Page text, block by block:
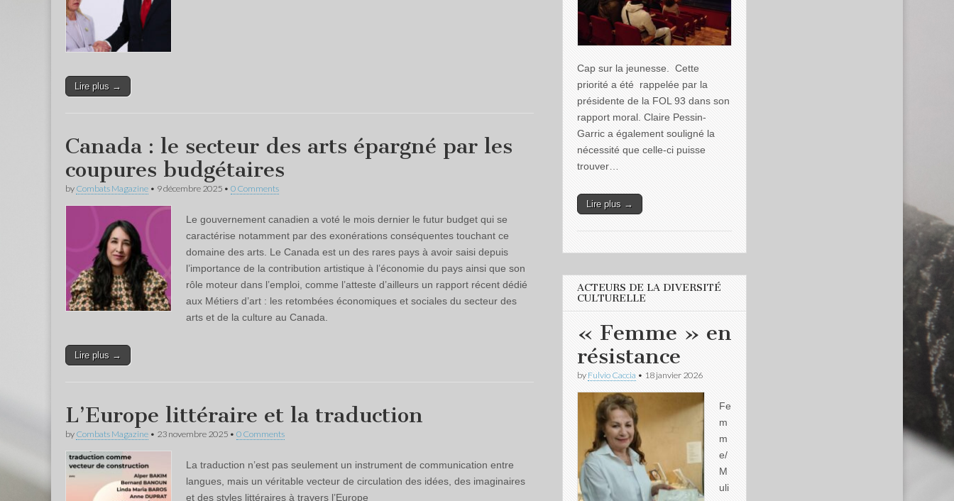
Lire plus →
Canada : le secteur des arts épargné par les
coupures budgétaires
by Combats Magazine • 9 décembre 2025 • 0 Comments
Le gouvernement canadien a voté le mois dernier le futur budget qui se
caractérise notamment par des exonérations conséquentes touchant ce
domaine des arts. Le Canada est un des rares pays à avoir saisi depuis
l’importance de la contribution artistique à l’économie du pays ainsi que son
rôle moteur dans l’emploi, comme l’atteste d’ailleurs un rapport récent dédié
aux Métiers d’art : les retombées économiques et sociales du secteur des
arts et de la culture au Canada.
Lire plus →
L’Europe littéraire et la traduction
by Combats Magazine • 23 novembre 2025 • 0 Comments
La traduction n’est pas seulement un instrument de communication entre
langues, mais un véritable vecteur de circulation des idées, des imaginaires
et des styles littéraires à travers l’Europe
Cap sur la jeunesse. Cette
priorité a été rappelée par la
présidente de la FOL 93 dans son
rapport moral. Claire Pessin-
Garric a également souligné la
nécessité que celle-ci puisse
trouver…
Lire plus →
ACTEURS DE LA DIVERSITÉ
CULTURELLE
« Femme » en
résistance
by Fulvio Caccia • 18 janvier 2026
Fe
m
m
e/
M
uli